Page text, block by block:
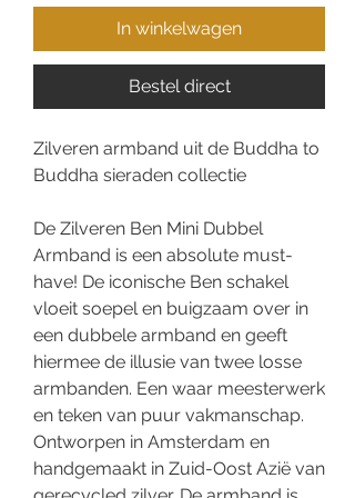
In winkelwagen
Bestel direct
Zilveren armband uit de Buddha to
Buddha sieraden collectie
De Zilveren Ben Mini Dubbel
Armband is een absolute must-
have! De iconische Ben schakel
vloeit soepel en buigzaam over in
een dubbele armband en geeft
hiermee de illusie van twee losse
armbanden. Een waar meesterwerk
en teken van puur vakmanschap.
Ontworpen in Amsterdam en
handgemaakt in Zuid-Oost Azië van